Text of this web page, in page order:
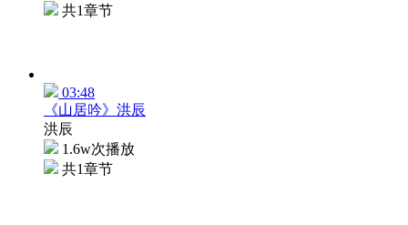
共1章节
03:48
《山居吟》洪辰
洪辰
1.6w次播放
共1章节